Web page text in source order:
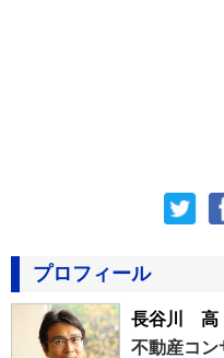
プロフィール
長谷川 高
不動産コ